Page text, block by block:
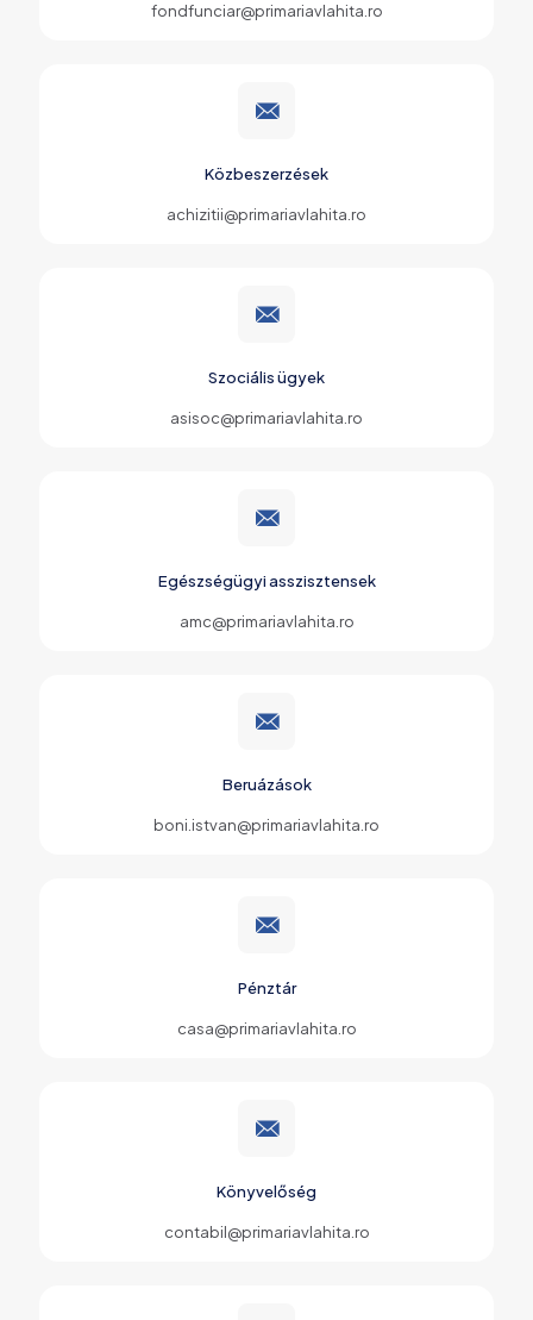
fondfunciar@primariavlahita.ro
Közbeszerzések
achizitii@primariavlahita.ro
Szociális ügyek
asisoc@primariavlahita.ro
Egészségügyi asszisztensek
amc@primariavlahita.ro
Beruázások
boni.istvan@primariavlahita.ro
Pénztár
casa@primariavlahita.ro
Könyvelőség
contabil@primariavlahita.ro